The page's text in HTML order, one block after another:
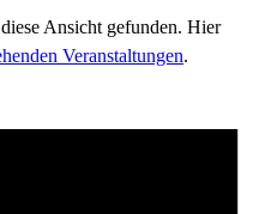
Ansicht gefunden. Hier
Veranstaltungen.